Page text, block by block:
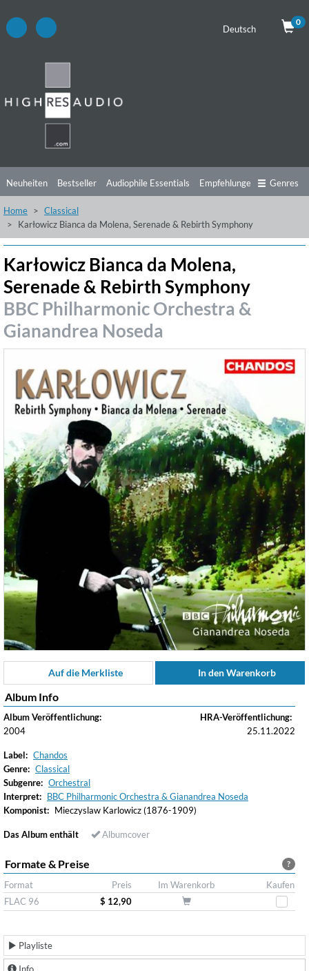
Deutsch
0
Neuheiten Bestseller Audiophile Essentials Empfehlungen
Hörtipps Top Alben
Videos
Genres
Home
Classical
Karłowicz Bianca da Molena, Serenade & Rebirth Symphony
Karłowicz Bianca da Molena,
Serenade & Rebirth Symphony
BBC Philharmonic Orchestra &
Gianandrea Noseda
Auf die Merkliste In den Warenkorb
Album Info
Album Veröffentlichung:
2004
HRA-Veröffentlichung:
25.11.2022
Label: Chandos
Genre: Classical
Subgenre: Orchestral
Interpret: BBC Philharmonic Orchestra & Gianandrea Noseda
Komponist: Mieczyslaw Karlowicz (1876-1909)
Das Album enthält Albumcover
?
Formate & Preise
Format Preis Im Warenkorb
Kaufen
FLAC 96
$ 12,90
Playliste